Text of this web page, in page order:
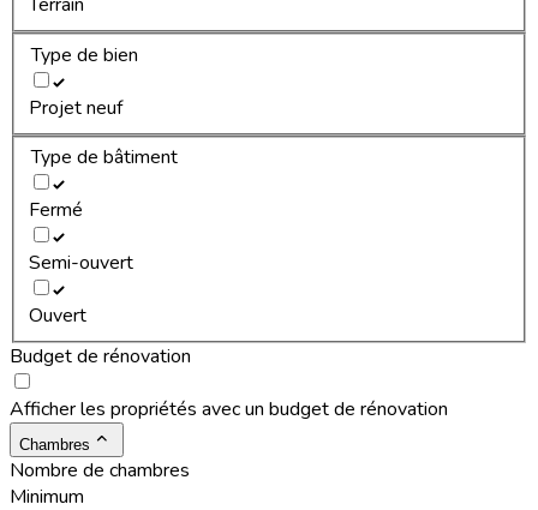
Type de bien
Projet neuf
Type de bâtiment
Fermé
Semi-ouvert
Ouvert
Budget de rénovation
Afficher les propriétés avec un budget de rénovation
Chambres
Nombre de chambres
Minimum